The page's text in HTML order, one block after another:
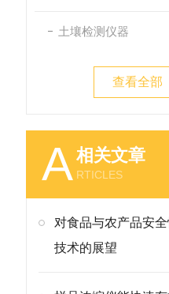
土壤检测仪器
查看全部
A相关文章
RTICLES
对食品与农产品安
技术的展望